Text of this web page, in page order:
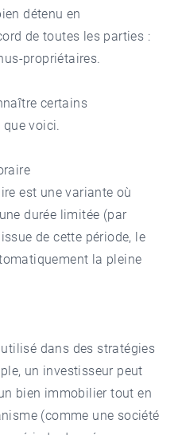
détenu en
de toutes les parties :
propriétaires.
certains
voici.
est une variante où
durée limitée (par
de cette période, le
la pleine
dans des stratégies
un investisseur peut
bien immobilier tout en
(comme une société